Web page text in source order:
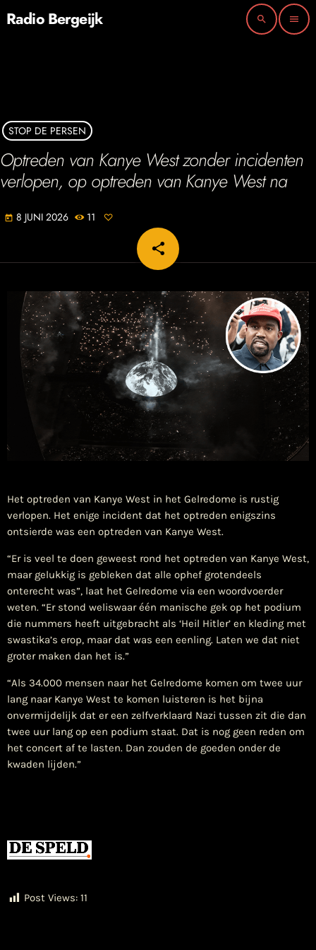
Radio Bergeijk search menu
STOP DE PERSEN
Optreden van Kanye West zonder incidenten
verlopen, op optreden van Kanye West na
today 8 JUNI 2026 11
share
email
​Het optreden van Kanye West in het Gelredome is rustig
verlopen. Het enige incident dat het optreden enigszins
ontsierde was een optreden van Kanye West.
“Er is veel te doen geweest rond het optreden van Kanye West,
maar gelukkig is gebleken dat alle ophef grotendeels
onterecht was”, laat het Gelredome via een woordvoerder
weten. “Er stond weliswaar één manische gek op het podium
die nummers heeft uitgebracht als ‘Heil Hitler’ en kleding met
swastika’s erop, maar dat was een eenling. Laten we dat niet
groter maken dan het is.”
“Als 34.000 mensen naar het Gelredome komen om twee uur
lang naar Kanye West te komen luisteren is het bijna
onvermijdelijk dat er een zelfverklaard Nazi tussen zit die dan
twee uur lang op een podium staat. Dat is nog geen reden om
het concert af te lasten. Dan zouden de goeden onder de
kwaden lijden.”
Post Views: 11